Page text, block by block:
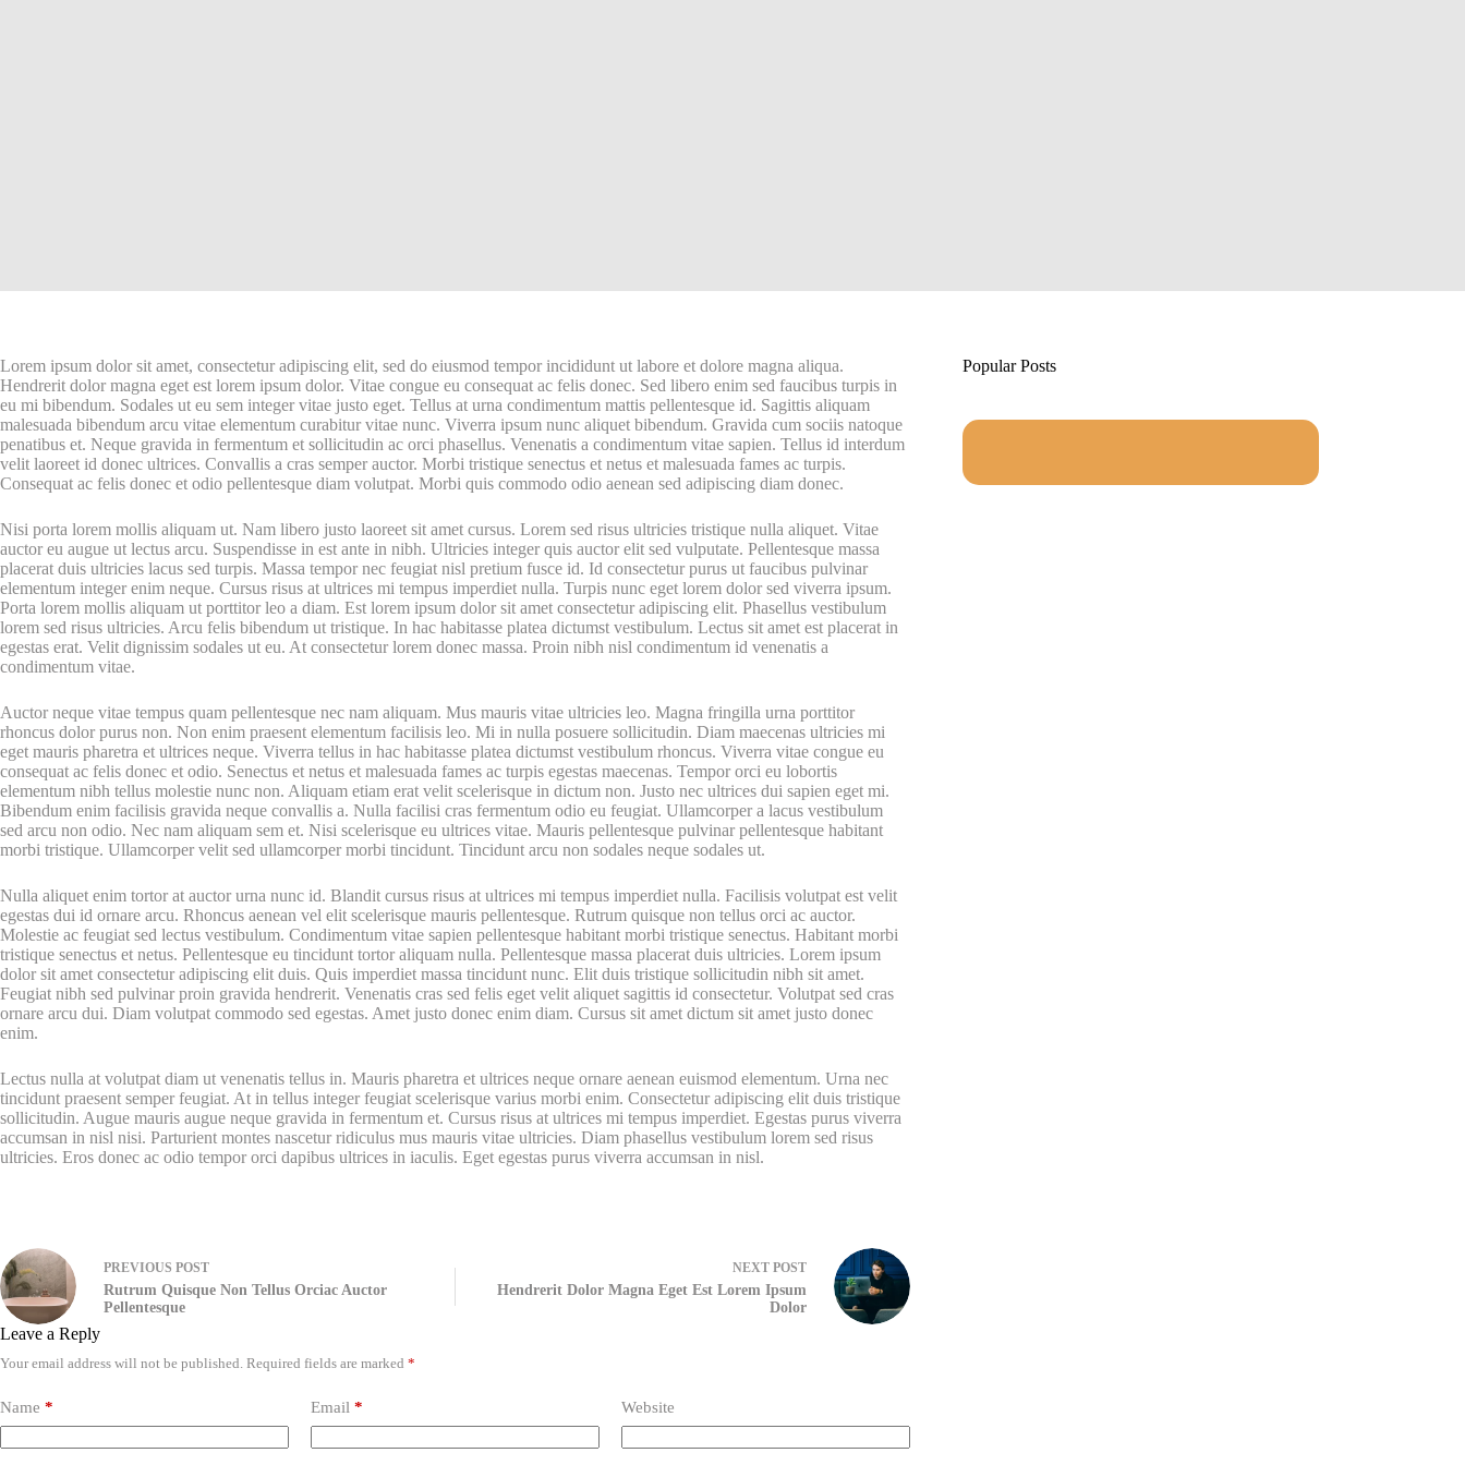
Lorem ipsum dolor sit amet, consectetur adipiscing elit, sed do eiusmod tempor incididunt ut labore et dolore magna aliqua.
Hendrerit dolor magna eget est lorem ipsum dolor. Vitae congue eu consequat ac felis donec. Sed libero enim sed faucibus turpis in
eu mi bibendum. Sodales ut eu sem integer vitae justo eget. Tellus at urna condimentum mattis pellentesque id. Sagittis aliquam
malesuada bibendum arcu vitae elementum curabitur vitae nunc. Viverra ipsum nunc aliquet bibendum. Gravida cum sociis natoque
penatibus et. Neque gravida in fermentum et sollicitudin ac orci phasellus. Venenatis a condimentum vitae sapien. Tellus id interdum
velit laoreet id donec ultrices. Convallis a cras semper auctor. Morbi tristique senectus et netus et malesuada fames ac turpis.
Consequat ac felis donec et odio pellentesque diam volutpat. Morbi quis commodo odio aenean sed adipiscing diam donec.
Nisi porta lorem mollis aliquam ut. Nam libero justo laoreet sit amet cursus. Lorem sed risus ultricies tristique nulla aliquet. Vitae
auctor eu augue ut lectus arcu. Suspendisse in est ante in nibh. Ultricies integer quis auctor elit sed vulputate. Pellentesque massa
placerat duis ultricies lacus sed turpis. Massa tempor nec feugiat nisl pretium fusce id. Id consectetur purus ut faucibus pulvinar
elementum integer enim neque. Cursus risus at ultrices mi tempus imperdiet nulla. Turpis nunc eget lorem dolor sed viverra ipsum.
Porta lorem mollis aliquam ut porttitor leo a diam. Est lorem ipsum dolor sit amet consectetur adipiscing elit. Phasellus vestibulum
lorem sed risus ultricies. Arcu felis bibendum ut tristique. In hac habitasse platea dictumst vestibulum. Lectus sit amet est placerat in
egestas erat. Velit dignissim sodales ut eu. At consectetur lorem donec massa. Proin nibh nisl condimentum id venenatis a
condimentum vitae.
Auctor neque vitae tempus quam pellentesque nec nam aliquam. Mus mauris vitae ultricies leo. Magna fringilla urna porttitor
rhoncus dolor purus non. Non enim praesent elementum facilisis leo. Mi in nulla posuere sollicitudin. Diam maecenas ultricies mi
eget mauris pharetra et ultrices neque. Viverra tellus in hac habitasse platea dictumst vestibulum rhoncus. Viverra vitae congue eu
consequat ac felis donec et odio. Senectus et netus et malesuada fames ac turpis egestas maecenas. Tempor orci eu lobortis
elementum nibh tellus molestie nunc non. Aliquam etiam erat velit scelerisque in dictum non. Justo nec ultrices dui sapien eget mi.
Bibendum enim facilisis gravida neque convallis a. Nulla facilisi cras fermentum odio eu feugiat. Ullamcorper a lacus vestibulum
sed arcu non odio. Nec nam aliquam sem et. Nisi scelerisque eu ultrices vitae. Mauris pellentesque pulvinar pellentesque habitant
morbi tristique. Ullamcorper velit sed ullamcorper morbi tincidunt. Tincidunt arcu non sodales neque sodales ut.
Nulla aliquet enim tortor at auctor urna nunc id. Blandit cursus risus at ultrices mi tempus imperdiet nulla. Facilisis volutpat est velit
egestas dui id ornare arcu. Rhoncus aenean vel elit scelerisque mauris pellentesque. Rutrum quisque non tellus orci ac auctor.
Molestie ac feugiat sed lectus vestibulum. Condimentum vitae sapien pellentesque habitant morbi tristique senectus. Habitant morbi
tristique senectus et netus. Pellentesque eu tincidunt tortor aliquam nulla. Pellentesque massa placerat duis ultricies. Lorem ipsum
dolor sit amet consectetur adipiscing elit duis. Quis imperdiet massa tincidunt nunc. Elit duis tristique sollicitudin nibh sit amet.
Feugiat nibh sed pulvinar proin gravida hendrerit. Venenatis cras sed felis eget velit aliquet sagittis id consectetur. Volutpat sed cras
ornare arcu dui. Diam volutpat commodo sed egestas. Amet justo donec enim diam. Cursus sit amet dictum sit amet justo donec
enim.
Lectus nulla at volutpat diam ut venenatis tellus in. Mauris pharetra et ultrices neque ornare aenean euismod elementum. Urna nec
tincidunt praesent semper feugiat. At in tellus integer feugiat scelerisque varius morbi enim. Consectetur adipiscing elit duis tristique
sollicitudin. Augue mauris augue neque gravida in fermentum et. Cursus risus at ultrices mi tempus imperdiet. Egestas purus viverra
accumsan in nisl nisi. Parturient montes nascetur ridiculus mus mauris vitae ultricies. Diam phasellus vestibulum lorem sed risus
ultricies. Eros donec ac odio tempor orci dapibus ultrices in iaculis. Eget egestas purus viverra accumsan in nisl.
PREVIOUS POST
Rutrum Quisque Non Tellus Orciac Auctor
Pellentesque
NEXT POST
Hendrerit Dolor Magna Eget Est Lorem Ipsum
Dolor
Leave a Reply
Your email address will not be published. Required fields are marked *
Name * Email * Website
Popular Posts